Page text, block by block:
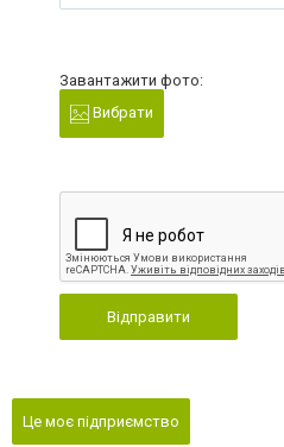
Завантажити фото:
Вибрати
Відправити
Це моє підприємство